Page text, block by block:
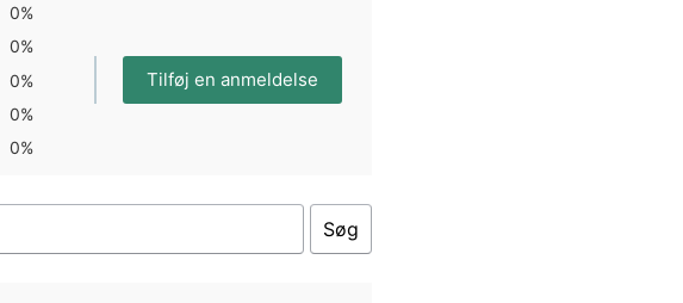
0%
0%
0%
0%
0%
Tilføj en anmeldelse
Søg